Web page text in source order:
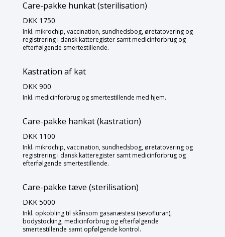
Care-pakke hunkat (sterilisation)
DKK 1750
Inkl. mikrochip, vaccination, sundhedsbog, øretatovering og
registrering i dansk katteregister samt medicinforbrug og
efterfølgende smertestillende.
Kastration af kat
DKK 900
Inkl. medicinforbrug og smertestillende med hjem.
Care-pakke hankat (kastration)
DKK 1100
Inkl. mikrochip, vaccination, sundhedsbog, øretatovering og
registrering i dansk katteregister samt medicinforbrug og
efterfølgende smertestillende.
Care-pakke tæve (sterilisation)
DKK 5000
Inkl. opkobling til skånsom gasanæstesi (sevofluran),
bodystocking, medicinforbrug og efterfølgende
smertestillende samt opfølgende kontrol.